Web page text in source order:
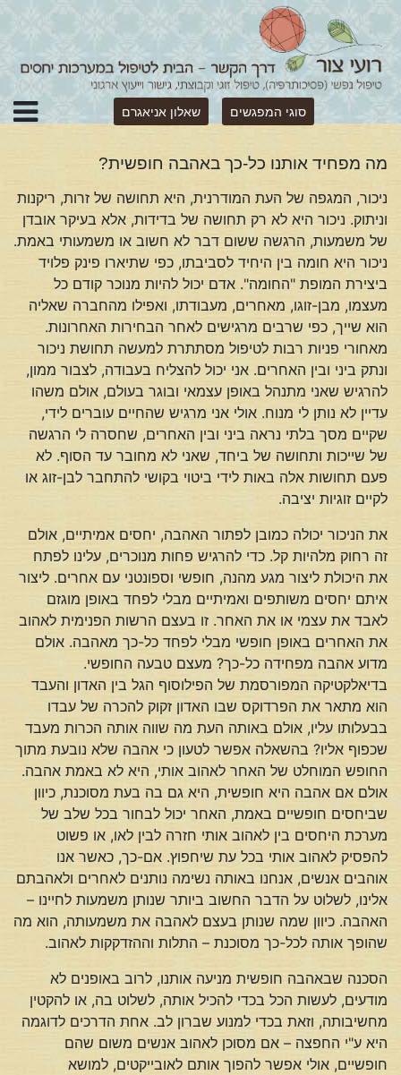
סוגי המפגשים שאלון אניאגרם
מה מפחיד אותנו כל-כך באהבה חופשית?
ניכור, המגפה של העת המודרנית, היא תחושה של זרות, ריקנות
וניתוק. ניכור היא לא רק תחושה של בדידות, אלא בעיקר אובדן
של משמעות, הרגשה ששום דבר לא חשוב או משמעותי באמת.
ניכור היא חומה בין היחיד לסביבתו, כפי שתיארו פינק פלויד
ביצירת המופת "החומה". אדם יכול להיות מנוכר קודם כל
מעצמו, מבן-זוגו, מאחרים, מעבודתו, ואפילו מהחברה שאליה
הוא שייך, כפי שרבים מרגישים לאחר הבחירות האחרונות.
מאחורי פניות רבות לטיפול מסתתרת למעשה תחושת ניכור
ונתק ביני ובין האחרים. אני יכול להצליח בעבודה, לצבור ממון,
להרגיש שאני מתנהל באופן עצמאי ובוגר בעולם, אולם משהו
עדיין לא נותן לי מנוח. אולי אני מרגיש שהחיים עוברים לידי,
שקיים מסך בלתי נראה ביני ובין האחרים, שחסרה לי הרגשה
של שייכות ותחושה של ביחד, שאני לא מחובר עד הסוף. לא
פעם תחושות אלה באות לידי ביטוי בקושי להתחבר לבן-זוג או
לקיים זוגיות יציבה.
את הניכור יכולה כמובן לפתור האהבה, יחסים אמיתיים, אולם
זה רחוק מלהיות קל. כדי להרגיש פחות מנוכרים, עלינו לפתח
את היכולת ליצור מגע מהנה, חופשי וספונטני עם אחרים. ליצור
איתם יחסים משותפים ואמיתיים מבלי לפחד באופן מוגזם
לאבד את עצמי או את האחר. זו בעצם הרשות הפנימית לאהוב
את האחרים באופן חופשי מבלי לפחד כל-כך מאהבה. אולם
מדוע אהבה מפחידה כל-כך? מעצם טבעה החופשי.
בדיאלקטיקה המפורסמת של הפילוסוף הגל בין האדון והעבד
הוא מתאר את הפרדוקס שבו האדון זקוק להכרה של עבדו
בבעלותו עליו, אולם באותה העת מה שווה אותה הכרות מעבד
שכפוף אליו? בהשאלה אפשר לטעון כי אהבה שלא נובעת מתוך
החופש המוחלט של האחר לאהוב אותי, היא לא באמת אהבה.
אולם אם אהבה היא חופשית, היא גם בה בעת מסוכנת, כיוון
שביחסים חופשיים באמת, האחר יכול לבחור בכל שלב של
מערכת היחסים בין לאהוב אותי חזרה לבין לאו, או פשוט
להפסיק לאהוב אותי בכל עת שיחפוץ. אם-כך, כאשר אנו
אוהבים אנשים, אנחנו באותה נשימה נותנים לאחרים ולאהבתם
אלינו, לשלוט על הדבר החשוב ביותר שנותן משמעות לחיינו –
האהבה. כיוון שמה שנותן בעצם לאהבה את משמעותה, הוא מה
שהופך אותה לכל-כך מסוכנת – התלות וההזדקקות לאהוב.
הסכנה שבאהבה חופשית מניעה אותנו, לרוב באופנים לא
מודעים, לעשות הכל בכדי להכיל אותה, לשלוט בה, או להקטין
מחשיבותה, וזאת בכדי למנוע שברון לב. אחת הדרכים לדוגמה
היא ע"י החפצה – אם מסוכן לאהוב אנשים משום שהם
חופשיים, אולי אפשר להפוך אותם לאובייקטים, למושא